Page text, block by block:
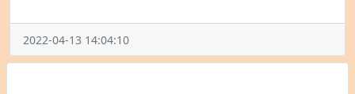
2022-04-13 14:04:10